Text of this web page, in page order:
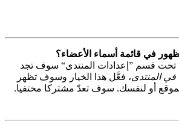
في قائمة أسماء الأعضاء؟
تحت قسم ”إعدادات المنتدى“ سوف تجد
المنتدى، فعَّل هذا الخيار وسوف تظهر
أو لنفسك. سوف تعدّ مشتركا مختفيا.